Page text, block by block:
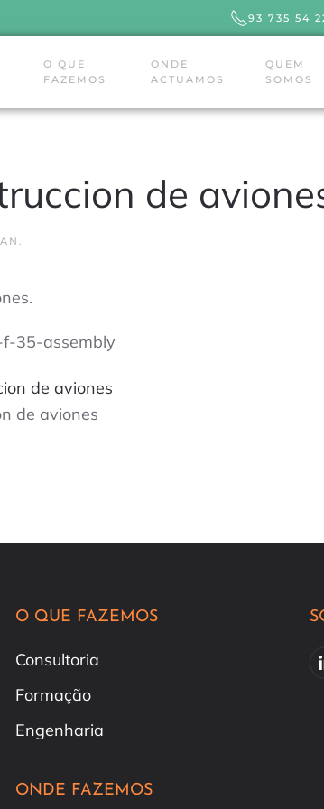
93 735 54
O QUE
FAZEMOS
ONDE
ACTUAMOS
QUEM
SOMOS
de
.
35-assembly
de aviones
O QUE FAZEMOS
Consultoria
Formação
Engenharia
ONDE FAZEMOS